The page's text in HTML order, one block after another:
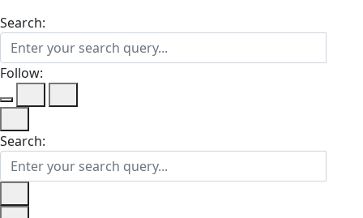
Search:
Follow:
Search: